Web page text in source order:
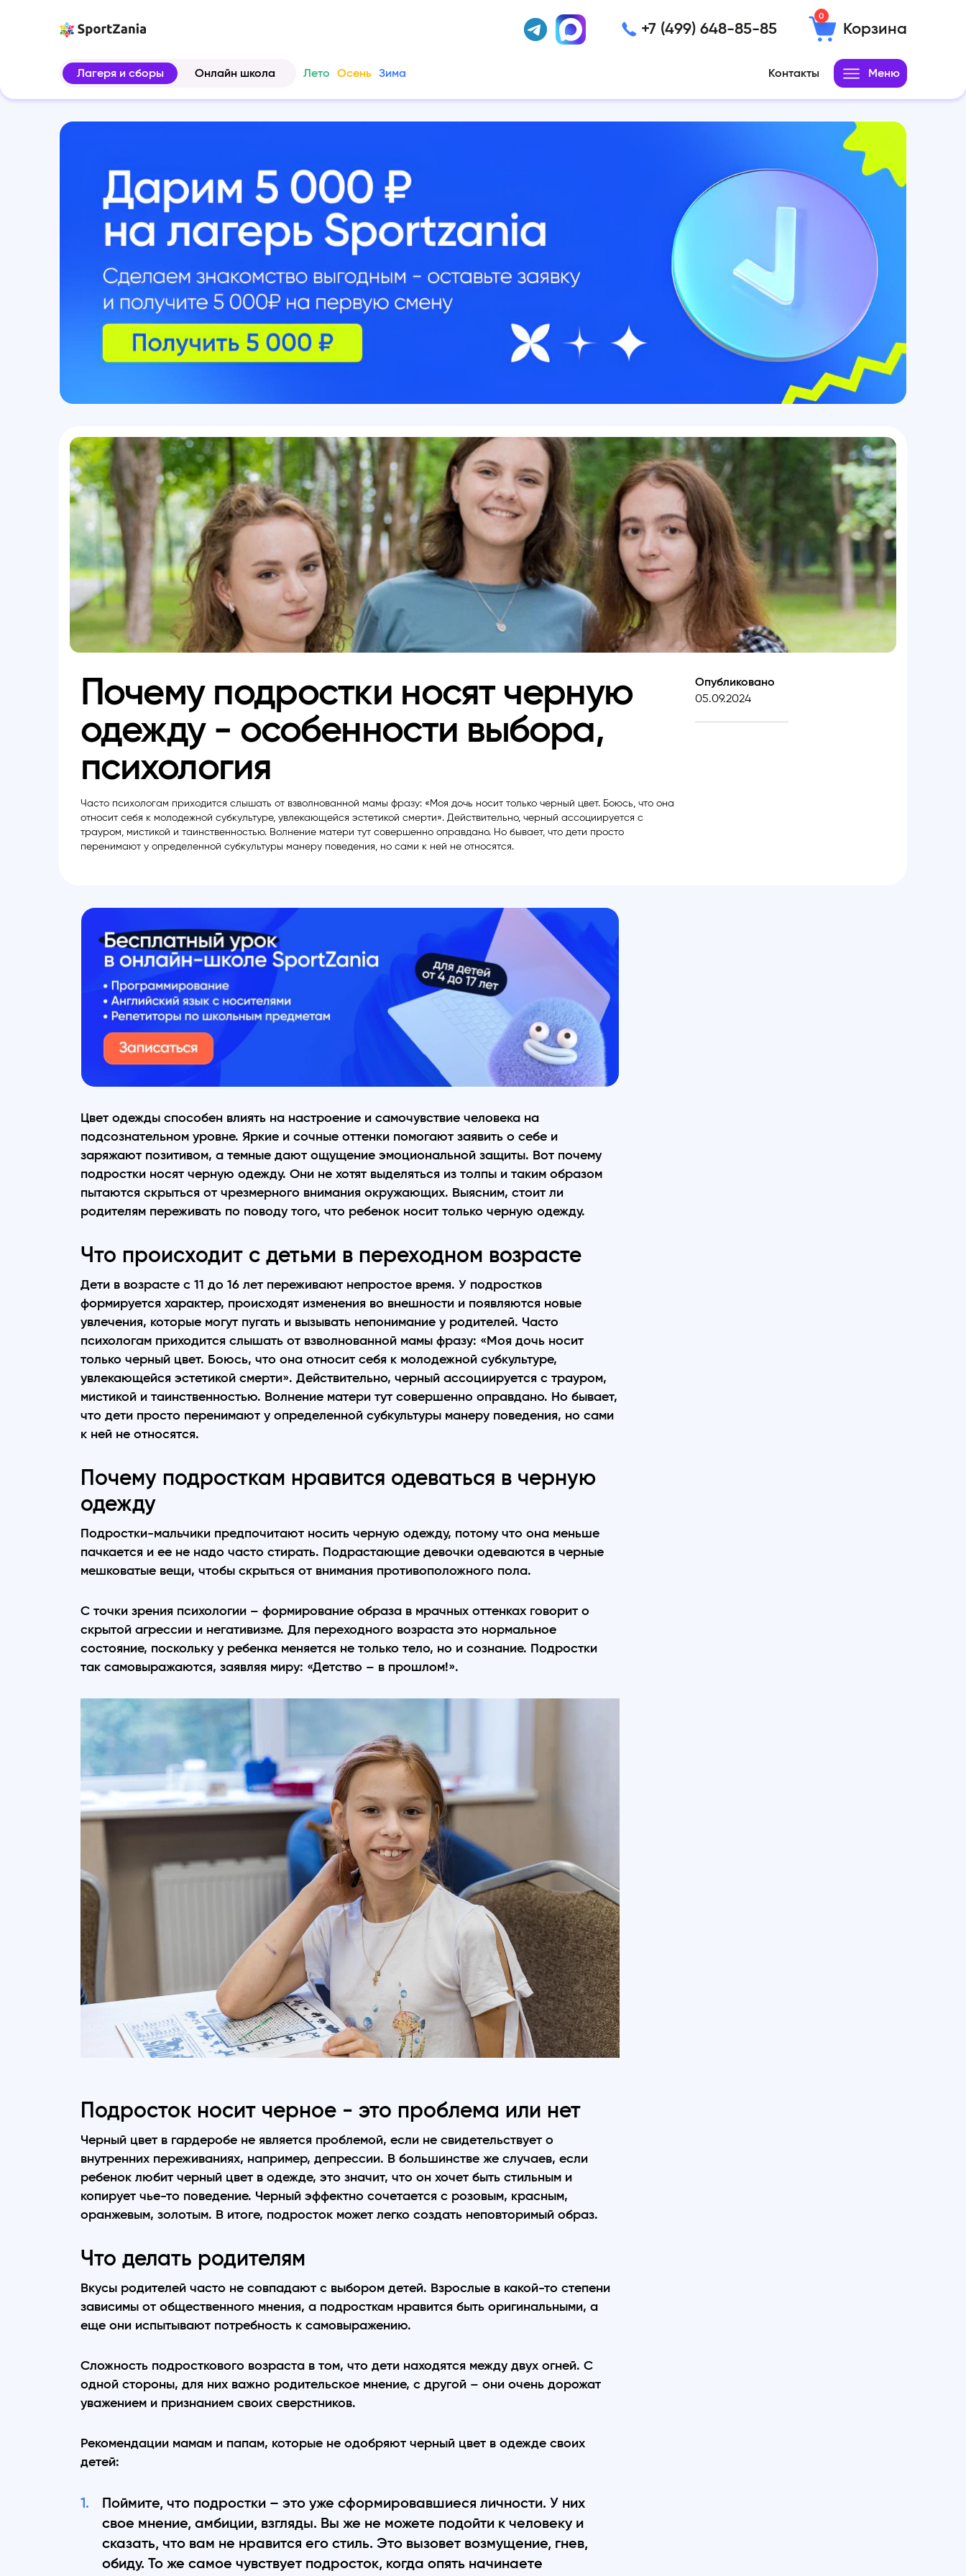
+7 (499) 648-85-85
0
Корзина
Контакты Меню
Лагеря и сборы Онлайн школа Лето Осень Зима
Почему подростки носят черную
одежду - особенности выбора,
психология
Часто психологам приходится слышать от взволнованной мамы фразу: «Моя дочь носит только черный цвет. Боюсь, что она
относит себя к молодежной субкультуре, увлекающейся эстетикой смерти». Действительно, черный ассоциируется с
трауром, мистикой и таинственностью. Волнение матери тут совершенно оправдано. Но бывает, что дети просто
перенимают у определенной субкультуры манеру поведения, но сами к ней не относятся.
Опубликовано
05.09.2024
Цвет одежды способен влиять на настроение и самочувствие человека на
подсознательном уровне. Яркие и сочные оттенки помогают заявить о себе и
заряжают позитивом, а темные дают ощущение эмоциональной защиты. Вот почему
подростки носят черную одежду. Они не хотят выделяться из толпы и таким образом
пытаются скрыться от чрезмерного внимания окружающих. Выясним, стоит ли
родителям переживать по поводу того, что ребенок носит только черную одежду.
Что происходит с детьми в переходном возрасте
Дети в возрасте с 11 до 16 лет переживают непростое время. У подростков
формируется характер, происходят изменения во внешности и появляются новые
увлечения, которые могут пугать и вызывать непонимание у родителей. Часто
психологам приходится слышать от взволнованной мамы фразу: «Моя дочь носит
только черный цвет. Боюсь, что она относит себя к молодежной субкультуре,
увлекающейся эстетикой смерти». Действительно, черный ассоциируется с трауром,
мистикой и таинственностью. Волнение матери тут совершенно оправдано. Но бывает,
что дети просто перенимают у определенной субкультуры манеру поведения, но сами
к ней не относятся.
Почему подросткам нравится одеваться в черную
одежду
Подростки-мальчики предпочитают носить черную одежду, потому что она меньше
пачкается и ее не надо часто стирать. Подрастающие девочки одеваются в черные
мешковатые вещи, чтобы скрыться от внимания противоположного пола.
С точки зрения психологии – формирование образа в мрачных оттенках говорит о
скрытой агрессии и негативизме. Для переходного возраста это нормальное
состояние, поскольку у ребенка меняется не только тело, но и сознание. Подростки
так самовыражаются, заявляя миру: «Детство – в прошлом!».
Подросток носит черное - это проблема или нет
Черный цвет в гардеробе не является проблемой, если не свидетельствует о
внутренних переживаниях, например, депрессии. В большинстве же случаев, если
ребенок любит черный цвет в одежде, это значит, что он хочет быть стильным и
копирует чье-то поведение. Черный эффектно сочетается с розовым, красным,
оранжевым, золотым. В итоге, подросток может легко создать неповторимый образ.
Что делать родителям
Вкусы родителей часто не совпадают с выбором детей. Взрослые в какой-то степени
зависимы от общественного мнения, а подросткам нравится быть оригинальными, а
еще они испытывают потребность к самовыражению.
Сложность подросткового возраста в том, что дети находятся между двух огней. С
одной стороны, для них важно родительское мнение, с другой – они очень дорожат
уважением и признанием своих сверстников.
Рекомендации мамам и папам, которые не одобряют черный цвет в одежде своих
детей:
Поймите, что подростки – это уже сформировавшиеся личности. У них
свое мнение, амбиции, взгляды. Вы же не можете подойти к человеку и
сказать, что вам не нравится его стиль. Это вызовет возмущение, гнев,
обиду. То же самое чувствует подросток, когда опять начинаете